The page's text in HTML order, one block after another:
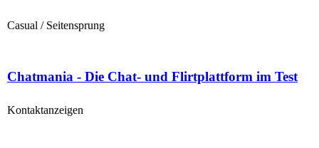
Casual / Seitensprung
Chatmania - Die Chat- und Flirtplattform im Test
Kontaktanzeigen